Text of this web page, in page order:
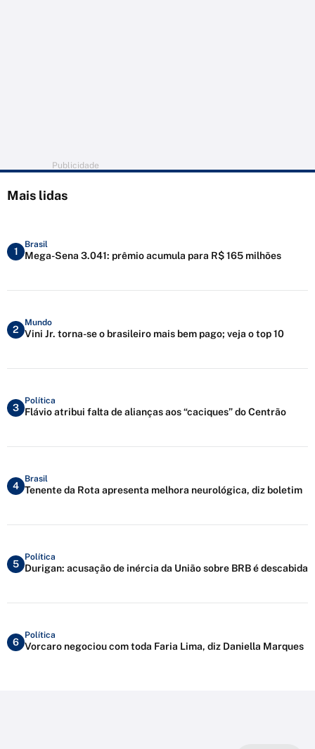
Publicidade
Mais lidas
1
Brasil
Mega-Sena 3.041: prêmio acumula para R$ 165 milhões
2
Mundo
Vini Jr. torna-se o brasileiro mais bem pago; veja o top 10
3
Política
Flávio atribui falta de alianças aos “caciques” do Centrão
4
Brasil
Tenente da Rota apresenta melhora neurológica, diz boletim
5
Política
Durigan: acusação de inércia da União sobre BRB é descabida
6
Política
Vorcaro negociou com toda Faria Lima, diz Daniella Marques